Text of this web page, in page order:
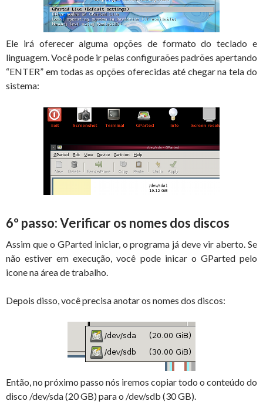
Ele irá oferecer alguma opções de formato do teclado e
linguagem. Você pode ir pelas configuraões padrões apertando
“ENTER” em todas as opções oferecidas até chegar na tela do
sistema:
6º passo: Verificar os nomes dos discos
Assim que o GParted iniciar, o programa já deve vir aberto. Se
não estiver em execução, você pode inicar o GParted pelo
icone na área de trabalho.
Depois disso, você precisa anotar os nomes dos discos:
Então, no próximo passo nós iremos copiar todo o conteúdo do
disco /dev/sda (20 GB) para o /dev/sdb (30 GB).